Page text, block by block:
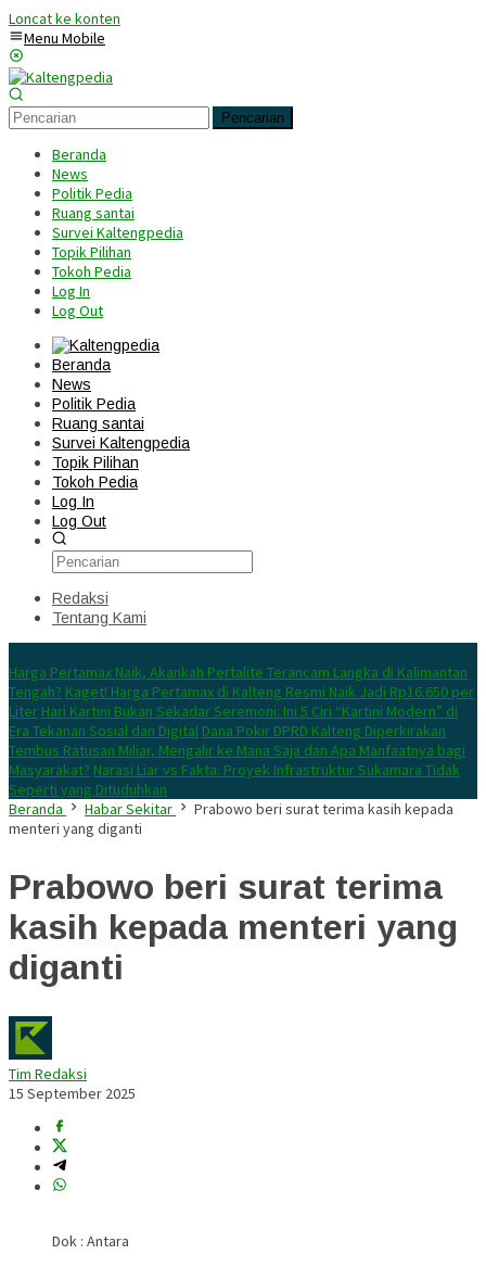
Loncat ke konten
Menu Mobile
Pencarian
Beranda
News
Politik Pedia
Ruang santai
Survei Kaltengpedia
Topik Pilihan
Tokoh Pedia
Log In
Log Out
Beranda
News
Politik Pedia
Ruang santai
Survei Kaltengpedia
Topik Pilihan
Tokoh Pedia
Log In
Log Out
Redaksi
Tentang Kami
Harga Pertamax Naik, Akankah Pertalite Terancam Langka di Kalimantan
Tengah? Kaget! Harga Pertamax di Kalteng Resmi Naik Jadi Rp16.650 per
Liter Hari Kartini Bukan Sekadar Seremoni: Ini 5 Ciri “Kartini Modern” di
Era Tekanan Sosial dan Digital Dana Pokir DPRD Kalteng Diperkirakan
Tembus Ratusan Miliar, Mengalir ke Mana Saja dan Apa Manfaatnya bagi
Masyarakat? Narasi Liar vs Fakta: Proyek Infrastruktur Sukamara Tidak
Seperti yang Dituduhkan
Beranda
Habar Sekitar
Prabowo beri surat terima kasih kepada
menteri yang diganti
Prabowo beri surat terima
kasih kepada menteri yang
diganti
Tim Redaksi
15 September 2025
Dok : Antara